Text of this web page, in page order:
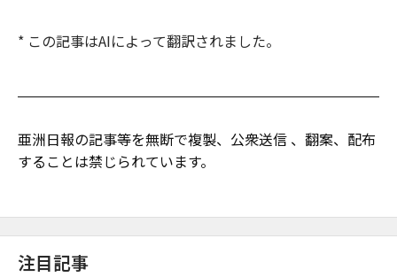
* この記事はAIによって翻訳されました。
亜洲日報の記事等を無断で複製、公衆送信 、翻案、配布
することは禁じられています。
注目記事